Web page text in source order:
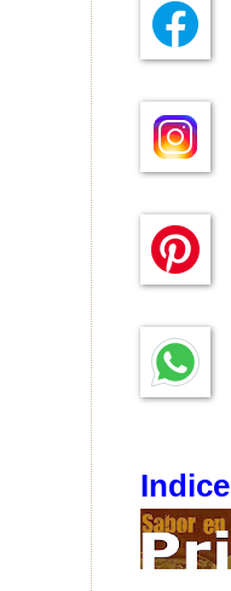
Indice